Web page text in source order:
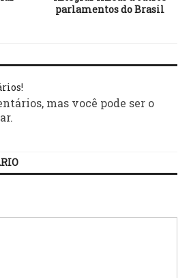
parlamentos do Brasil
mas você pode ser o